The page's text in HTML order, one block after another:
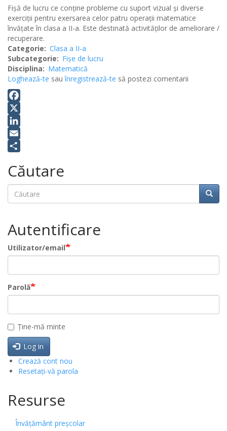
Fişă de lucru ce conţine probleme cu suport vizual şi diverse
exerciţii pentru exersarea celor patru operaţii matematice
învăţate în clasa a II-a. Este destinată activităţilor de ameliorare /
recuperare.
Categorie
Clasa a II-a
Subcategorie
Fișe de lucru
Disciplina
Matematică
Loghează-te sauînregistrează-te să postezi comentarii
Facebook
X
LinkedIn
Email
Căutare
Căutare
Autentificare
Utilizator/email
Parolă
Ține-mă minte
Log in
Crează cont nou
Resetați-vă parola
Resurse
Învățământ preșcolar